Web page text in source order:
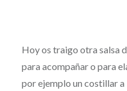
Hoy os traigo otra salsa
para acompañar o para
por ejemplo un costillar